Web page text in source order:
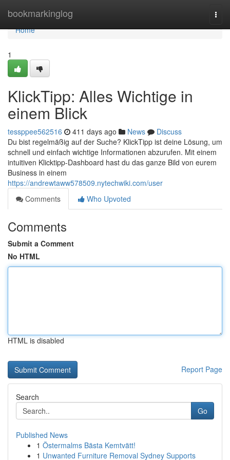
bookmarkinglog
Home
Home
1
KlickTipp: Alles Wichtige in
einem Blick
tessppee562516 411 days ago News
Discuss
Du bist regelmäßig auf der Suche? KlickTipp ist deine Lösung, um
schnell und einfach wichtige Informationen abzurufen. Mit einem
intuitiven Klicktipp-Dashboard hast du das ganze Bild von eurem
Business in einem
https://andrewtaww578509.nytechwiki.com/user
Comments
Who Upvoted
Comments
Submit a Comment
No HTML
HTML is disabled
Report Page
Search
Go
Published News
1 Östermalms Bästa Kemtvätt!
1 Unwanted Furniture Removal Sydney Supports